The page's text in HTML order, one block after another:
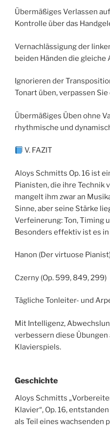
Übermäßiges Verlassen
Kontrolle über das
Vernachlässigung der
beiden Händen die
Ignorieren der
Tonart üben, verpassen
Übermäßiges Üben ohne
rhythmische und
V. FAZIT
Aloys Schmitts Op. 16 ist
Pianisten, die ihre Technik
mangelt ihm zwar an
Sinne, aber seine Stärke
Verfeinerung: Ton, Timing
Besonders effektiv ist es
Hanon (Der virtuose
Czerny (Op. 599, 849, 299)
Tägliche Tonleiter- und
Mit Intelligenz,
verbessern diese Übungen
Klavierspiels.
Geschichte
Aloys Schmitts
Klavier“, Op. 16,
als Teil eines wachsenden